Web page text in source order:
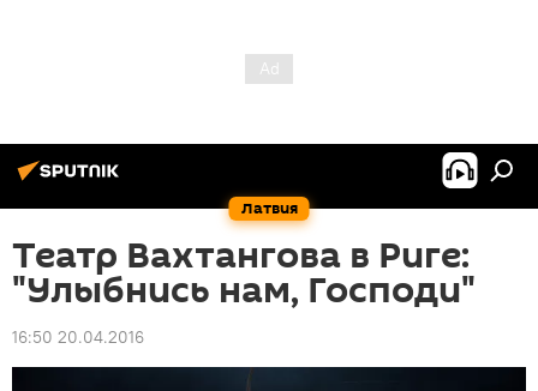
Латвия
Театр Вахтангова в Риге:
"Улыбнись нам, Господи"
16:50 20.04.2016